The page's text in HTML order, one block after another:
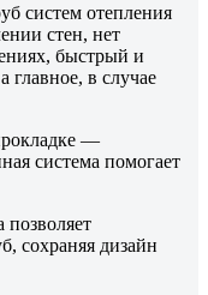
систем отепления
стен, нет
быстрый и
главное, в случае
—
система помогает
позволяет
сохраняя дизайн